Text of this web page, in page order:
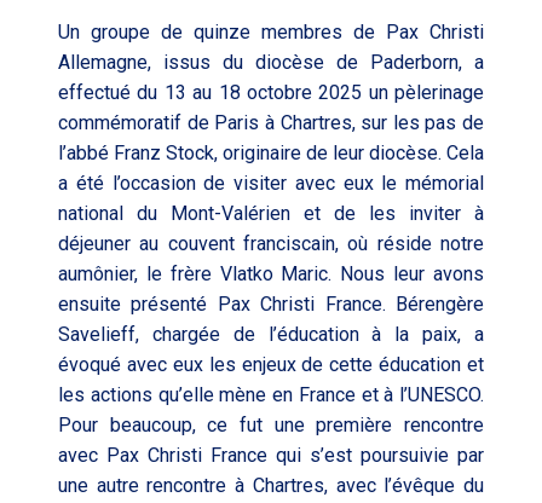
Un groupe de quinze membres de Pax Christi
Allemagne, issus du diocèse de Paderborn, a
effectué du 13 au 18 octobre 2025 un pèlerinage
commémoratif de Paris à Chartres, sur les pas de
l’abbé Franz Stock, originaire de leur diocèse. Cela
a été l’occasion de visiter avec eux le mémorial
national du Mont-Valérien et de les inviter à
déjeuner au couvent franciscain, où réside notre
aumônier, le frère Vlatko Maric. Nous leur avons
ensuite présenté Pax Christi France. Bérengère
Savelieff, chargée de l’éducation à la paix, a
évoqué avec eux les enjeux de cette éducation et
les actions qu’elle mène en France et à l’UNESCO.
Pour beaucoup, ce fut une première rencontre
avec Pax Christi France qui s’est poursuivie par
une autre rencontre à Chartres, avec l’évêque du